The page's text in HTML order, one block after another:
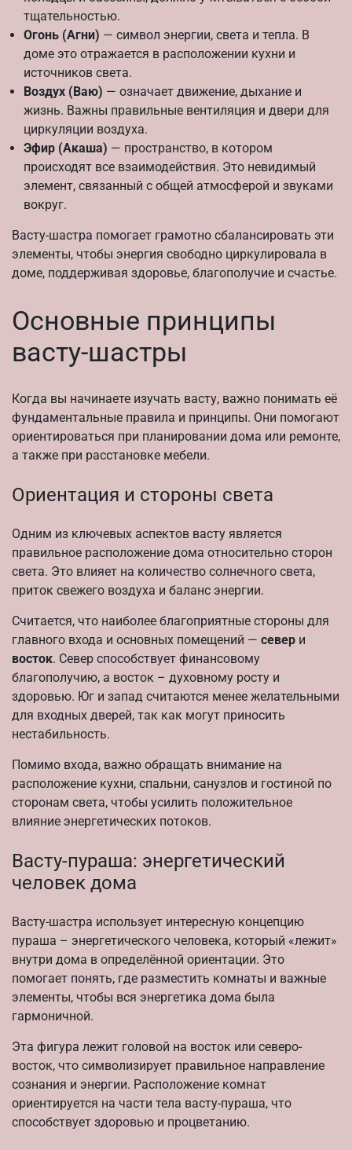
тщательностью.
Огонь (Агни) — символ энергии, света и тепла. В
доме это отражается в расположении кухни и
источников света.
Воздух (Ваю) — означает движение, дыхание и
жизнь. Важны правильные вентиляция и двери для
циркуляции воздуха.
Эфир (Акаша) — пространство, в котором
происходят все взаимодействия. Это невидимый
элемент, связанный с общей атмосферой и звуками
вокруг.
Васту-шастра помогает грамотно сбалансировать эти
элементы, чтобы энергия свободно циркулировала в
доме, поддерживая здоровье, благополучие и счастье.
Основные принципы
васту-шастры
Когда вы начинаете изучать васту, важно понимать её
фундаментальные правила и принципы. Они помогают
ориентироваться при планировании дома или ремонте,
а также при расстановке мебели.
Ориентация и стороны света
Одним из ключевых аспектов васту является
правильное расположение дома относительно сторон
света. Это влияет на количество солнечного света,
приток свежего воздуха и баланс энергии.
Считается, что наиболее благоприятные стороны для
главного входа и основных помещений — север и
восток. Север способствует финансовому
благополучию, а восток – духовному росту и
здоровью. Юг и запад считаются менее желательными
для входных дверей, так как могут приносить
нестабильность.
Помимо входа, важно обращать внимание на
расположение кухни, спальни, санузлов и гостиной по
сторонам света, чтобы усилить положительное
влияние энергетических потоков.
Васту-пураша: энергетический
человек дома
Васту-шастра использует интересную концепцию
пураша – энергетического человека, который «лежит»
внутри дома в определённой ориентации. Это
помогает понять, где разместить комнаты и важные
элементы, чтобы вся энергетика дома была
гармоничной.
Эта фигура лежит головой на восток или северо-
восток, что символизирует правильное направление
сознания и энергии. Расположение комнат
ориентируется на части тела васту-пураша, что
способствует здоровью и процветанию.